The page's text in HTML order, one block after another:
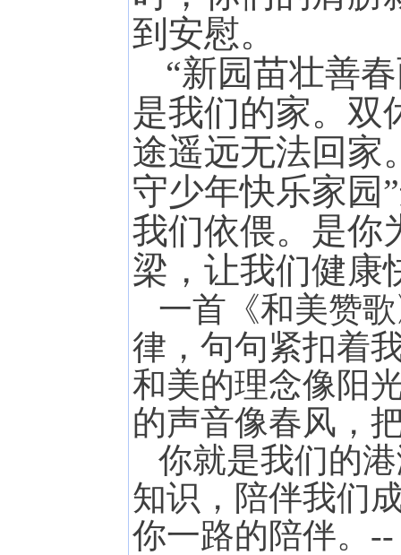
到安慰。
“新园苗壮善
是我们的家。双
途遥远无法回家
守少年快乐家园
我们依偎。是你
梁，让我们健康
一首《和美赞
律，句句紧扣着
和美的理念像阳
的声音像春风，
你就是我们的
知识，陪伴我们
你一路的陪伴。